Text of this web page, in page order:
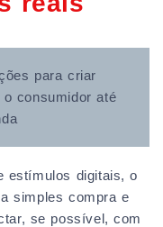
para criar
consumidor até
estímulos digitais, o
simples compra e
se possível, com